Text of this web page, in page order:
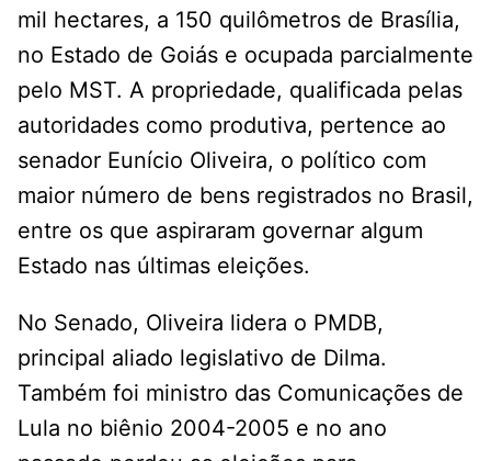
mil hectares, a 150 quilômetros de Brasília,
no Estado de Goiás e ocupada parcialmente
pelo MST. A propriedade, qualificada pelas
autoridades como produtiva, pertence ao
senador Eunício Oliveira, o político com
maior número de bens registrados no Brasil,
entre os que aspiraram governar algum
Estado nas últimas eleições.
No Senado, Oliveira lidera o PMDB,
principal aliado legislativo de Dilma.
Também foi ministro das Comunicações de
Lula no biênio 2004-2005 e no ano